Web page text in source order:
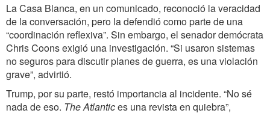
La Casa Blanca, en un comunicado, reconoció la veracidad
de la conversación, pero la defendió como parte de una
“coordinación reflexiva”. Sin embargo, el senador demócrata
Chris Coons exigió una investigación. “Si usaron sistemas
no seguros para discutir planes de guerra, es una violación
grave”, advirtió.
Trump, por su parte, restó importancia al incidente. “No sé
nada de eso. The Atlantices una revista en quiebra”,